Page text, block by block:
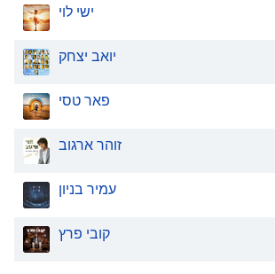
ישי לוי
יואב יצחק
פאר טסי
זוהר ארגוב
עמיר בניון
קובי פרץ